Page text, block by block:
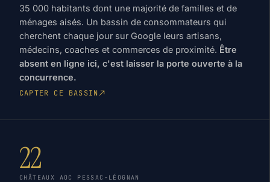
35 000 habitants dont une majorité de familles et de
ménages aisés. Un bassin de consommateurs qui
cherchent chaque jour sur Google leurs artisans,
médecins, coaches et commerces de proximité. Être
absent en ligne ici, c'est laisser la porte ouverte à la
concurrence.
CAPTER CE BASSIN
22
CHÂTEAUX AOC PESSAC-LÉOGNAN